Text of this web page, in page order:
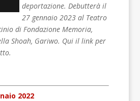
deportazione. Debutterà il
27 gennaio 2023 al Teatro
di Fondazione Memoria,
Shoah, Gariwo. Qui il link per
2022